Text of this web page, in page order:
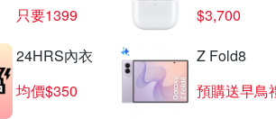
只要1399
$3,700
24HRS內衣
均價$350
Z Fold8
預購送早鳥